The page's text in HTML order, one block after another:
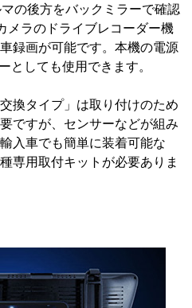
の後方をバックミラーで確認
メラのドライブレコーダー機
録画が可能です。本機の電源
としても使用できます。
換タイプ」は取り付けのため
ですが、センサーなどが組み
入車でも簡単に装着可能な
専用取付キットが必要ありま